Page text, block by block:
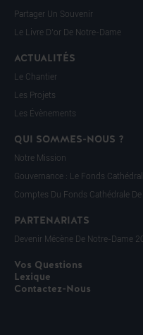
Partager Un Souvenir
Le Livre D’or De Notre-Dame
ACTUALITÉS
Le Chantier
Les Projets
Les Évènements
QUI SOMMES-NOUS ?
Notre Mission
Gouvernance : Le Fonds
Comptes Du Fonds Cathédrale De
PARTENARIATS
Devenir Mécène De Notre-Dame
Vos Questions
Lexique
Contactez-Nous